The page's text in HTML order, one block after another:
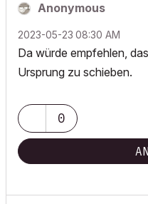
Anonymous
‎2023-05-23 08:30 AM
Da würde empfehlen,
Ursprung zu schieben.
0